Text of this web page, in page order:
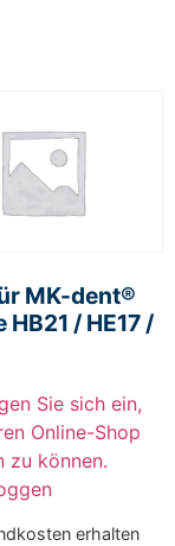
MK-dent®
/ HE17 /
Sie sich ein,
Online-Shop
zu können.
erhalten